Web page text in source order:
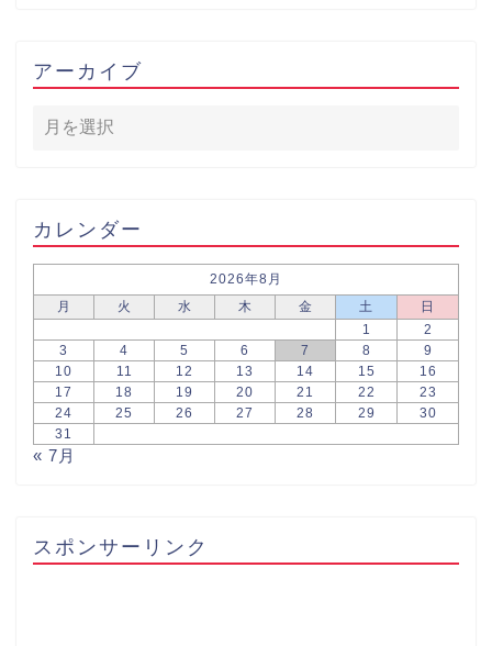
アーカイブ
カレンダー
2026年8月
月
火 水 木 金 土
日
1
2
3
4 5 6 7 8
9
10
11 12 13 14 15
16
17
18 19 20 21 22
23
24
25 26 27 28 29
30
31
« 7月
スポンサーリンク